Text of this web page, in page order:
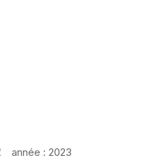
année :2023